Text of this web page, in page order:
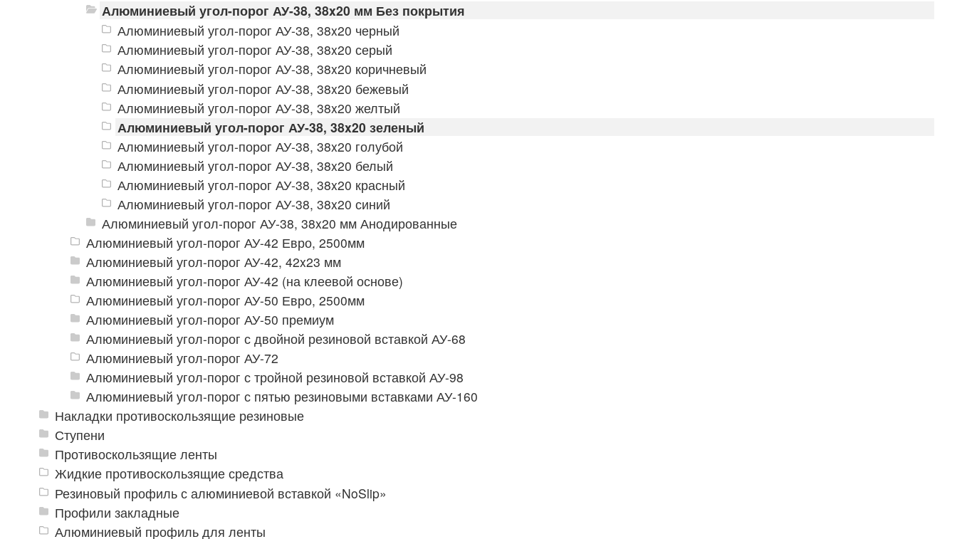
Алюминиевый угол-порог АУ-38, 38x20 мм Без покрытия
Алюминиевый угол-порог АУ-38, 38x20 черный
Алюминиевый угол-порог АУ-38, 38x20 серый
Алюминиевый угол-порог АУ-38, 38x20 коричневый
Алюминиевый угол-порог АУ-38, 38x20 бежевый
Алюминиевый угол-порог АУ-38, 38x20 желтый
Алюминиевый угол-порог АУ-38, 38x20 зеленый
Алюминиевый угол-порог АУ-38, 38x20 голубой
Алюминиевый угол-порог АУ-38, 38x20 белый
Алюминиевый угол-порог АУ-38, 38x20 красный
Алюминиевый угол-порог АУ-38, 38x20 синий
Алюминиевый угол-порог АУ-38, 38x20 мм Анодированные
Алюминиевый угол-порог АУ-42 Евро, 2500мм
Алюминиевый угол-порог АУ-42, 42x23 мм
Алюминиевый угол-порог АУ-42 (на клеевой основе)
Алюминиевый угол-порог АУ-50 Евро, 2500мм
Алюминиевый угол-порог АУ-50 премиум
Алюминиевый угол-порог с двойной резиновой вставкой АУ-68
Алюминиевый угол-порог АУ-72
Алюминиевый угол-порог с тройной резиновой вставкой АУ-98
Алюминиевый угол-порог с пятью резиновыми вставками АУ-160
Накладки противоскользящие резиновые
Ступени
Противоскользящие ленты
Жидкие противоскользящие средства
Резиновый профиль с алюминиевой вставкой «NoSlip»
Профили закладные
Алюминиевый профиль для ленты